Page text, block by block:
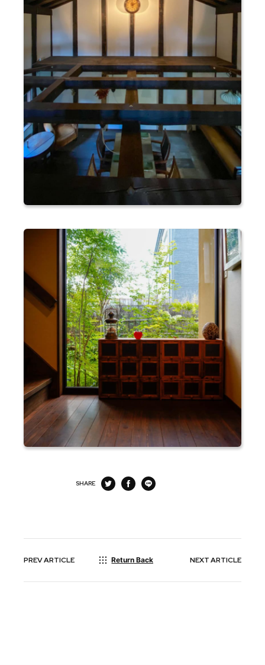
SHARE
PREVARTICLE Return Back NEXTARTICLE